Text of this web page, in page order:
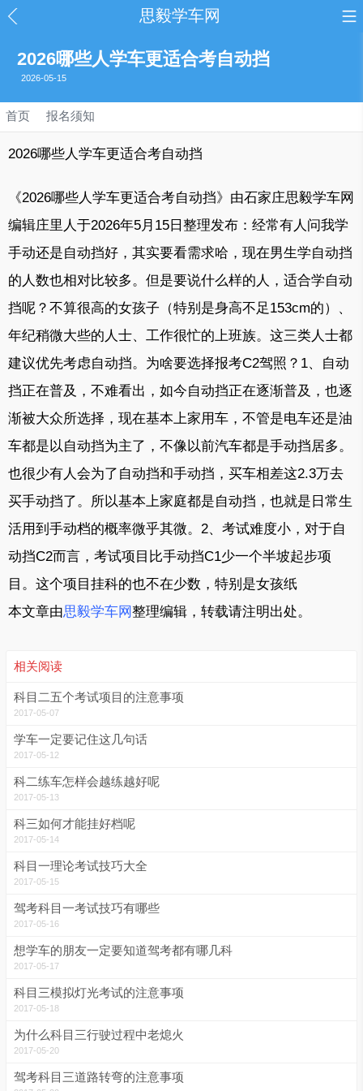
思毅学车网
2026哪些人学车更适合考自动挡
2026-05-15
首页 报名须知
2026哪些人学车更适合考自动挡
《2026哪些人学车更适合考自动挡》由石家庄思毅学车网
编辑庄里人于2026年5月15日整理发布：经常有人问我学
手动还是自动挡好，其实要看需求哈，现在男生学自动挡
的人数也相对比较多。但是要说什么样的人，适合学自动
挡呢？不算很高的女孩子（特别是身高不足153cm的）、
年纪稍微大些的人士、工作很忙的上班族。这三类人士都
建议优先考虑自动挡。为啥要选择报考C2驾照？1、自动
挡正在普及，不难看出，如今自动挡正在逐渐普及，也逐
渐被大众所选择，现在基本上家用车，不管是电车还是油
车都是以自动挡为主了，不像以前汽车都是手动挡居多。
也很少有人会为了自动挡和手动挡，买车相差这2.3万去
买手动挡了。所以基本上家庭都是自动挡，也就是日常生
活用到手动档的概率微乎其微。2、考试难度小，对于自
动挡C2而言，考试项目比手动挡C1少一个半坡起步项
目。这个项目挂科的也不在少数，特别是女孩纸
本文章由思毅学车网整理编辑，转载请注明出处。
相关阅读
科目二五个考试项目的注意事项
2017-05-07
学车一定要记住这几句话
2017-05-12
科二练车怎样会越练越好呢
2017-05-13
科三如何才能挂好档呢
2017-05-14
科目一理论考试技巧大全
2017-05-15
驾考科目一考试技巧有哪些
2017-05-16
想学车的朋友一定要知道驾考都有哪几科
2017-05-17
科目三模拟灯光考试的注意事项
2017-05-18
为什么科目三行驶过程中老熄火
2017-05-20
驾考科目三道路转弯的注意事项